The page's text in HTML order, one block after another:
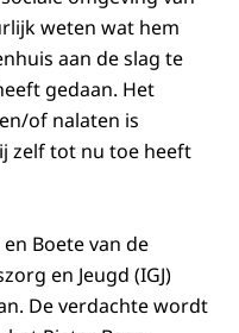
weten wat hem
aan de slag te
gedaan. Het
of nalaten is
zelf tot nu toe heeft
Boete van de
en Jeugd (IGJ)
De verdachte wordt